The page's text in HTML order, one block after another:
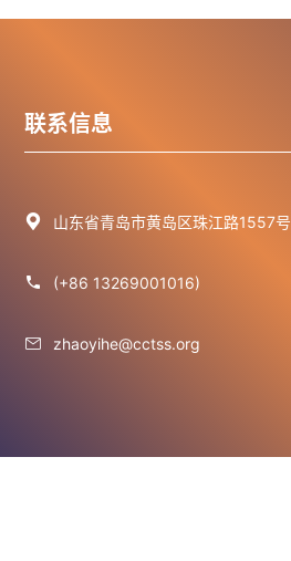
联系信息
 山东省青岛市黄岛区珠江路1557号
 (+86 13269001016)
 zhaoyihe@cctss.org